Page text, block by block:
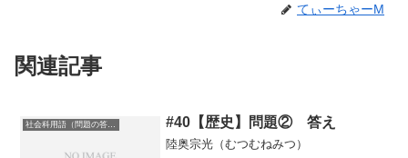
てぃーちゃーM
関連記事
#40【歴史】問題② 答え
陸奥宗光（むつむねみつ）